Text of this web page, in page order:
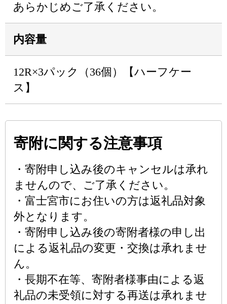
あらかじめご了承ください。
内容量
12R×3パック（36個）【ハーフケー
ス】
寄附に関する注意事項
・寄附申し込み後のキャンセルは承れ
ませんので、ご了承ください。
・富士宮市にお住いの方は返礼品対象
外となります。
・寄附申し込み後の寄附者様の申し出
による返礼品の変更・交換は承れませ
ん。
・長期不在等、寄附者様事由による返
礼品の未受領に対する再送は承れませ